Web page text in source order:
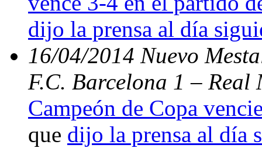
dijo la prensa al día
16/04/2014 Nuevo
F.C. Barcelona 1 –
Campeón de Copa
que dijo la prensa al día